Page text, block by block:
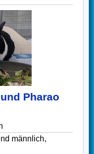
Pharao
männlich,